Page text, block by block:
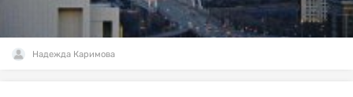
Надежда Каримова